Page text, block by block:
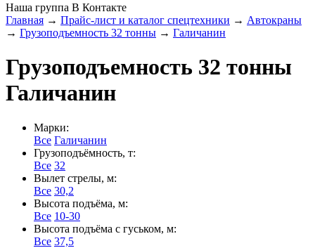
Наша группа В Контакте
Главная → Прайс-лист и каталог спецтехники → Автокраны
→ Грузоподъемность 32 тонны → Галичанин
Грузоподъемность 32 тонны
Галичанин
Марки:
Все Галичанин
Грузоподъёмность, т:
Все 32
Вылет стрелы, м:
Все 30,2
Высота подъёма, м:
Все 10-30
Высота подъёма с гуськом, м:
Все 37,5